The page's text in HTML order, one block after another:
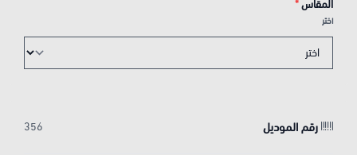
المقاس*
اختر
رقم الموديل 356